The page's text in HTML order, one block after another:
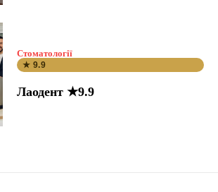
Стоматології
★ 9.9
Лаодент ★9.9